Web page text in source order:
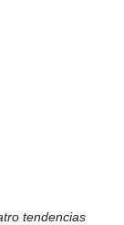
tendencias